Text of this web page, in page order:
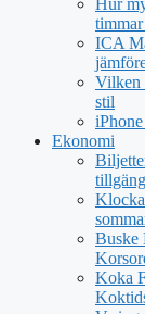
Hur
ICA
Vilken
stil
Ekonomi
Buske
Koka